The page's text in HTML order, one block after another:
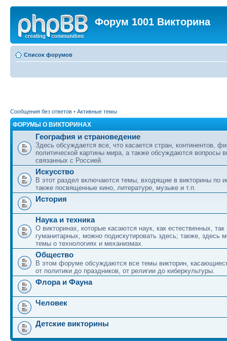
Форум 1001 Викторина
Список форумов
Сообщения без ответов • Активные темы
ФОРУМЫ О ВИКТОРИНАХ
География и страноведение
Здесь обсуждается все, что касается стран, континентов,
политической картины мира, а также обсуждаются вопросы
связанных с Россией.
Искусство
В этот раздел включаются темы, входящие в викторины по
также посвященные кино, литературе, музыке и т.п.
История
Наука и техника
О викторинах, которые касаются наук, как естественных, так
гуманитарных, можно подискутировать здесь; также, здесь
темы о технологиях и механизмах.
Общество
В этом форуме обсуждаются все темы викторин,
от политики до праздников, от религии до киберкультуры.
Флора и Фауна
Человек
Детские викторины